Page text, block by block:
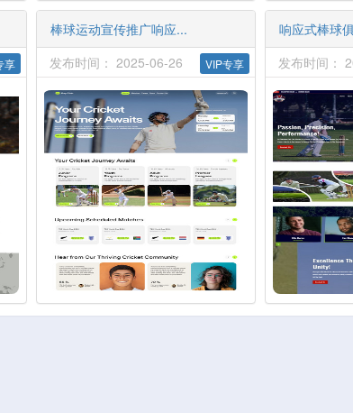
享
棒球运动宣传推广响应...
发布时间： 2025-06-26
VIP专享
响应式棒球
发布时间：